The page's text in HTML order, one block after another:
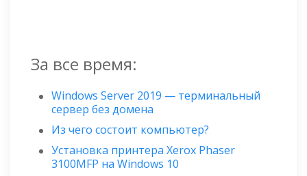
За все время:
Windows Server 2019 — терминальный
сервер без домена
Из чего состоит компьютер?
Установка принтера Xerox Phaser
3100MFP на Windows 10